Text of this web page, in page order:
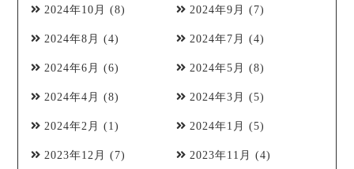
2024年10月 (8) 2024年9月 (7)
2024年8月 (4) 2024年7月 (4)
2024年6月 (6) 2024年5月 (8)
2024年4月 (8) 2024年3月 (5)
2024年2月 (1) 2024年1月 (5)
2023年12月 (7) 2023年11月 (4)